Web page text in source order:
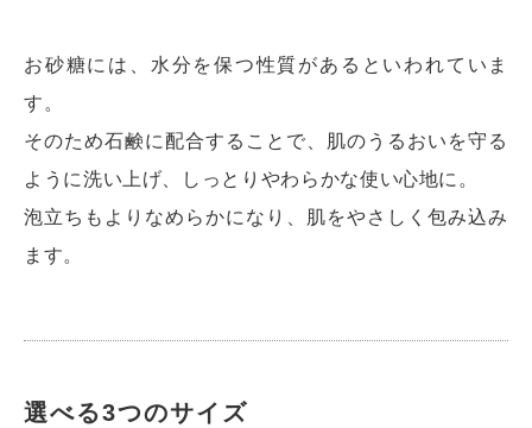
お砂糖には、水分を保つ性質があるといわれていま
す。
そのため石鹸に配合することで、肌のうるおいを守る
ように洗い上げ、しっとりやわらかな使い心地に。
泡立ちもよりなめらかになり、肌をやさしく包み込み
ます。
選べる3つのサイズ